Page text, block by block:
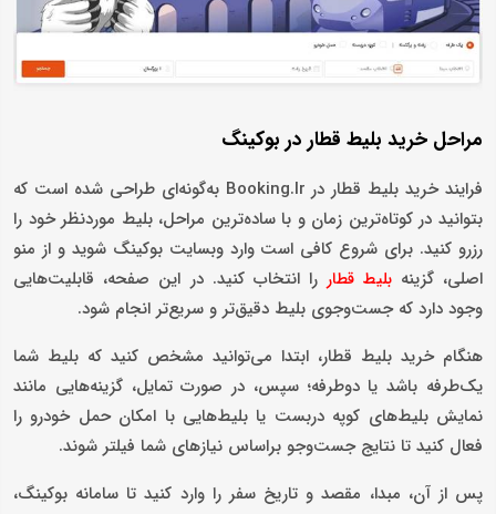
مراحل خرید بلیط قطار در بوکینگ
فرایند خرید بلیط قطار در Booking.Ir به‌گونه‌ای طراحی شده است که
بتوانید در کوتاه‌ترین زمان و با ساده‌ترین مراحل، بلیط موردنظر خود را
رزرو کنید. برای شروع کافی است وارد وبسایت بوکینگ شوید و از منو
اصلی، گزینهبلیط قطار را انتخاب کنید. در این صفحه، قابلیت‌هایی
وجود دارد که جست‌وجوی بلیط دقیق‌تر و سریع‌تر انجام شود.
هنگام خرید بلیط قطار، ابتدا می‌توانید مشخص کنید که بلیط شما
یک‌طرفه باشد یا دوطرفه؛ سپس، در صورت تمایل، گزینه‌هایی مانند
نمایش بلیط‌های کوپه دربست یا بلیط‌هایی با امکان حمل خودرو را
فعال کنید تا نتایج جست‌وجو براساس نیازهای شما فیلتر شوند.
پس از آن، مبدا، مقصد و تاریخ سفر را وارد کنید تا سامانه بوکینگ،